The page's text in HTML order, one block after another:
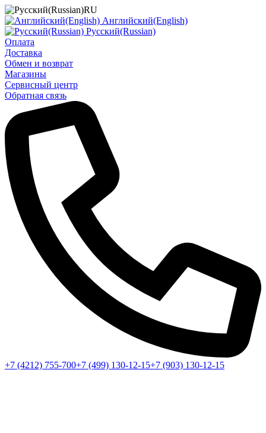
RU
Английский(English)
Русский(Russian)
Оплата
Доставка
Обмен и возврат
Магазины
Сервисный центр
Обратная связь
+7 (4212) 755-700+7 (499) 130-12-15+7 (903) 130-12-15